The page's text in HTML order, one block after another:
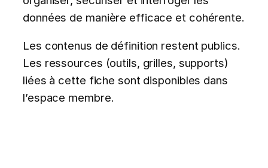
données de manière efficace et cohérente.
Les contenus de définition restent publics.
Les ressources (outils, grilles, supports)
liées à cette fiche sont disponibles dans
l’espace membre.